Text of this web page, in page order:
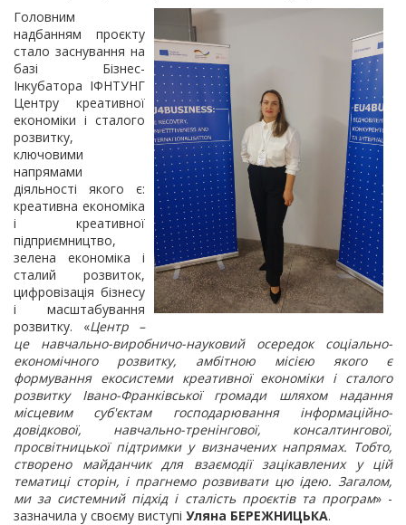
Головним
надбанням проєкту
стало заснування на
базі Бізнес-
Інкубатора ІФНТУНГ
Центру креативної
економіки і сталого
розвитку,
ключовими
напрямами
діяльності якого є:
креативна економіка
і креативної
підприємництво,
зелена економіка і
сталий розвиток,
цифровізація бізнесу
і масштабування
розвитку. «Центр –
це навчально-виробничо-науковий осередок соціально-
економічного розвитку, амбітною місією якого є
формування екосистеми креативної економіки і сталого
розвитку Івано-Франківської громади шляхом надання
місцевим суб'єктам господарювання інформаційно-
довідкової, навчально-тренінгової, консалтингової,
просвітницької підтримки у визначених напрямах. Тобто,
створено майданчик для взаємодії зацікавлених у цій
тематиці сторін, і прагнемо розвивати цю ідею. Загалом,
ми за системний підхід і сталість проєктів та програм» -
зазначила у своєму виступі Уляна БЕРЕЖНИЦЬКА.